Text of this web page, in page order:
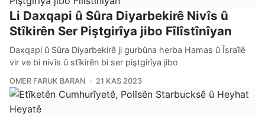
Li Daxqapi û Sûra Diyarbekirê Nivîs û
Stîkirên Ser Piştgirîya jibo Fîlîstînîyan
Daxqapi û Sûra Diyarbekirê ji gurbûna herba Hamas û Îsraîlê
vir ve bi nivîs û stîkirên bi ser piştgirîya jibo
OMER FARUK BARAN 21 KAS 2023